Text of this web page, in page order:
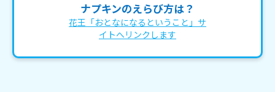
ナプキンのえらび方は？
花王「おとなになるということ」サ
イトへリンクします